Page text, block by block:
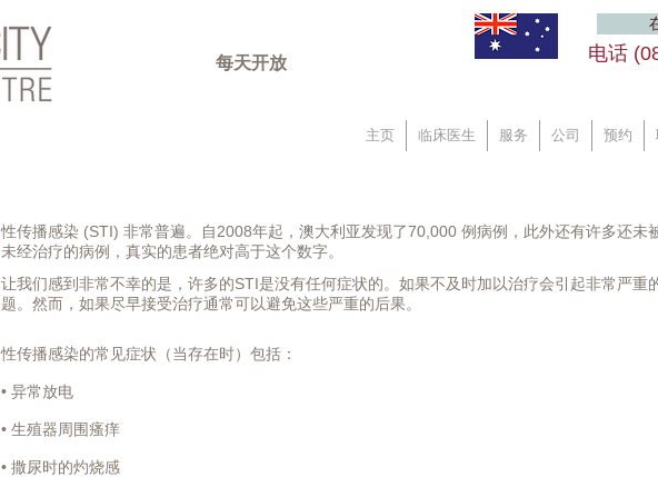
每天开放 电话
主页 临床医生 服务 公司 预约
性传播感染 (STI) 非常普遍。自2008年起，澳大利亚发现了70,000 例病例，此外还有许多还未
未经治疗的病例，真实的患者绝对高于这个数字。
让我们感到非常不幸的是，许多的STI是没有任何症状的。如果不及时加以治疗会引起非常严重
题。然而，如果尽早接受治疗通常可以避免这些严重的后果。
性传播感染的常见症状（当存在时）包括：
• 异常放电
• 生殖器周围瘙痒
• 撒尿时的灼烧感